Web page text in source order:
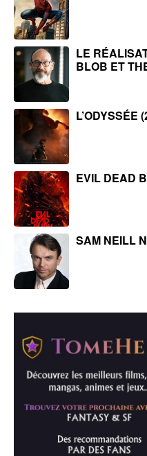
LE
BLOB ET
L’ODYSSÉE
EVIL DEAD
SAM NEILL